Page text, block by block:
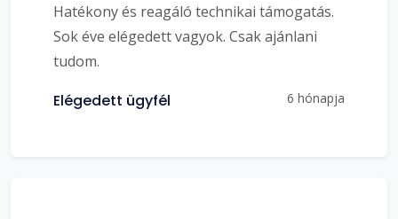
Hatékony és reagáló technikai támogatás.
Sok éve elégedett vagyok. Csak ajánlani
tudom.
Elégedett ügyfél 6 hónapja